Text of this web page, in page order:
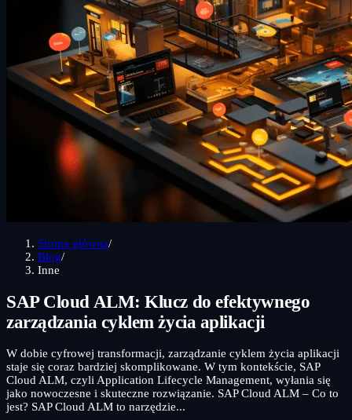
Strona główna/
Blog/
Inne
SAP Cloud ALM: Klucz do efektywnego
zarządzania cyklem życia aplikacji
W dobie cyfrowej transformacji, zarządzanie cyklem życia aplikacji
staje się coraz bardziej skomplikowane. W tym kontekście, SAP
Cloud ALM, czyli Application Lifecycle Management, wyłania się
jako nowoczesne i skuteczne rozwiązanie. SAP Cloud ALM – Co to
jest? SAP Cloud ALM to narzędzie...